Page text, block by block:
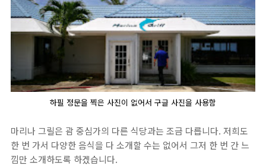
하필 정문을 찍은 사진이 없어서 구글 사진을 사용함
마리나 그릴은 괌 중심가의 다른 식당과는 조금 다릅니다. 저희도
한 번 가서 다양한 음식을 다 소개할 수는 없어서 그저 한 번 간 느
낌만 소개하도록 하겠습니다.